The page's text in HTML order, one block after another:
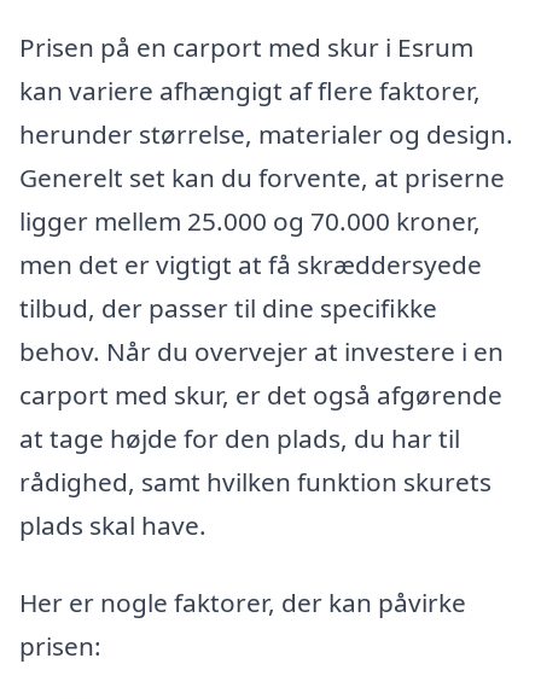
Prisen på en carport med skur i Esrum
kan variere afhængigt af flere faktorer,
herunder størrelse, materialer og design.
Generelt set kan du forvente, at priserne
ligger mellem 25.000 og 70.000 kroner,
men det er vigtigt at få skræddersyede
tilbud, der passer til dine specifikke
behov. Når du overvejer at investere i en
carport med skur, er det også afgørende
at tage højde for den plads, du har til
rådighed, samt hvilken funktion skurets
plads skal have.
Her er nogle faktorer, der kan påvirke
prisen: